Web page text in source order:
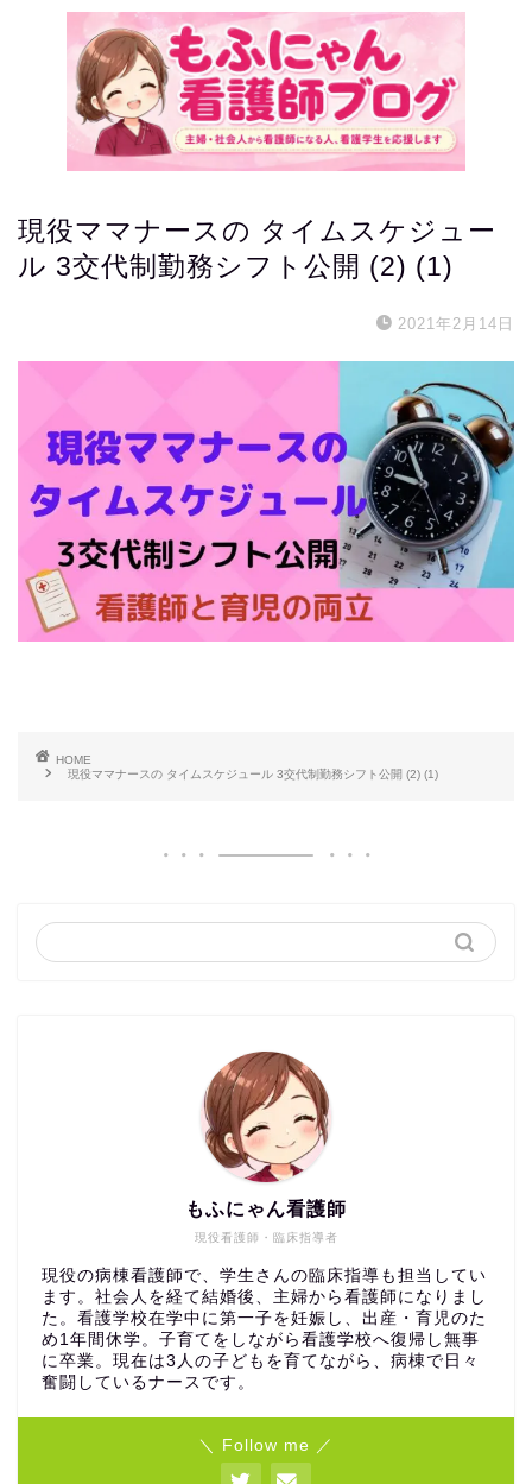
現役ママナースの タイムスケジュー
ル 3交代制勤務シフト公開 (2) (1)
2021年2月14日
HOME
現役ママナースの タイムスケジュール 3交代制勤務シフト公開 (2) (1)
現役看護師・臨床指導者
もふにゃん看護師
現役の病棟看護師で、学生さんの臨床指導も担当してい
ます。社会人を経て結婚後、主婦から看護師になりまし
た。看護学校在学中に第一子を妊娠し、出産・育児のた
め1年間休学。子育てをしながら看護学校へ復帰し無事
に卒業。現在は3人の子どもを育てながら、病棟で日々
奮闘しているナースです。
＼ Follow me ／